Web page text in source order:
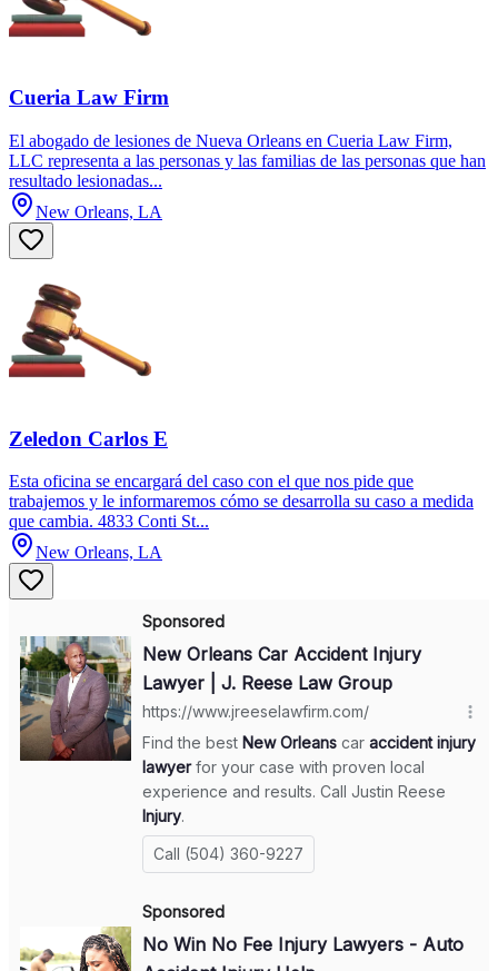
Cueria Law Firm
El abogado de lesiones de Nueva Orleans en Cueria Law Firm,
LLC representa a las personas y las familias de las personas que han
resultado lesionadas...
New Orleans, LA
Zeledon Carlos E
Esta oficina se encargará del caso con el que nos pide que
trabajemos y le informaremos cómo se desarrolla su caso a medida
que cambia. 4833 Conti St...
New Orleans, LA